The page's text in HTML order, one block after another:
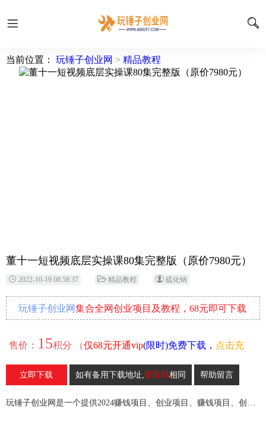
当前位置： 玩锤子创业网 > 精品教程
董十一短视频底层实操课80集完整版（原价7980元）
2022-10-19 08:58:37 精品教程 硫化钠
玩锤子创业网集合全网创业项目及教程，68元即可下载
售价： 15积分 （仅68元开通vip(限时)免费下载， 点击充
）
立即下载 如有备用下载地址,提取码相同 帮助留言
玩锤子创业网是一个提供2024赚钱项目、创业项目、赚钱项目、创业赚钱教程、引流教程的创业网,欢迎来玩锤子创业网！